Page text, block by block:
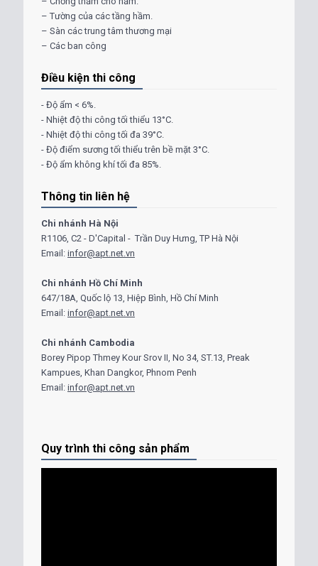
– Tường của các tầng hầm.
– Sàn các trung tâm thương mại
– Các ban công
Điều kiện thi công
- Độ ẩm < 6%.
- Nhiệt độ thi công tối thiểu 13°C.
- Nhiệt độ thi công tối đa 39°C.
- Độ điểm sương tối thiểu trên bề mặt 3°C.
- Độ ẩm không khí tối đa 85%.
Thông tin liên hệ
Chi nhánh Hà Nội
R1106, C2 - D'Capital - Trần Duy Hưng, TP Hà Nội
Email: infor@apt.net.vn
Chi nhánh Hồ Chí Minh
647/18A, Quốc lộ 13, Hiệp Bình, Hồ Chí Minh
Email: infor@apt.net.vn
Chi nhánh Cambodia
Borey Pipop Thmey Kour Srov II, No 34, ST.13, Preak
Kampues, Khan Dangkor, Phnom Penh
Email: infor@apt.net.vn
Quy trình thi công sản phẩm